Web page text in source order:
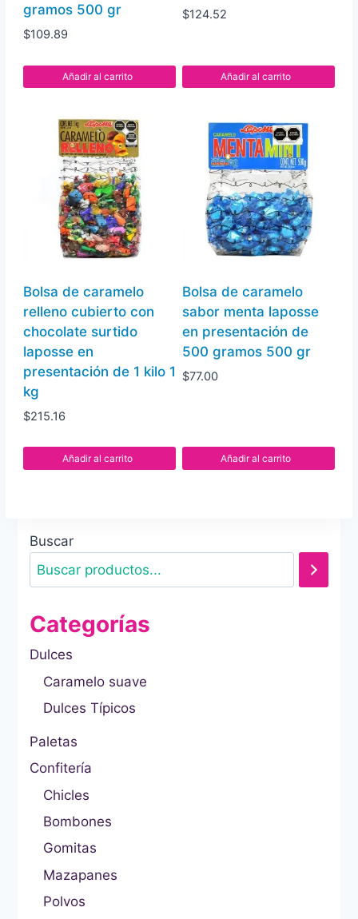
gramos 500 gr
$109.89
Añadir al carrito
$124.52
Añadir al carrito
Bolsa de caramelo
relleno cubierto con
chocolate surtido
laposse en
presentación de 1 kilo 1
kg
$215.16
Añadir al carrito
Bolsa de caramelo
sabor menta laposse
en presentación de
500 gramos 500 gr
$77.00
Añadir al carrito
Buscar
Categorías
Dulces
Caramelo suave
Dulces Típicos
Paletas
Confitería
Chicles
Bombones
Gomitas
Mazapanes
Polvos